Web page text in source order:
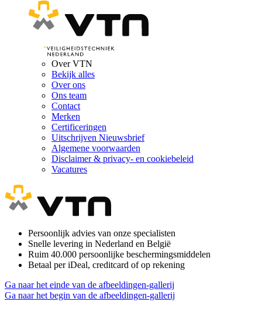
Over VTN
Bekijk alles
Over ons
Ons team
Contact
Merken
Certificeringen
Uitschrijven Nieuwsbrief
Algemene voorwaarden
Disclaimer & privacy- en cookiebeleid
Vacatures
Persoonlijk advies van onze specialisten
Snelle levering in Nederland en België
Ruim 40.000 persoonlijke beschermingsmiddelen
Betaal per iDeal, creditcard of op rekening
Ga naar het einde van de afbeeldingen-gallerij
Ga naar het begin van de afbeeldingen-gallerij